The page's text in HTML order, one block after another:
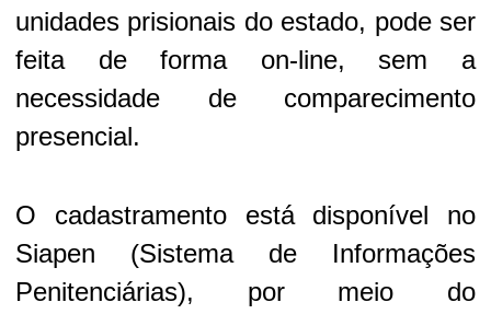
unidades prisionais do estado, pode ser
feita de forma on-line, sem a
necessidade de comparecimento
presencial.
O cadastramento está disponível no
Siapen (Sistema de Informações
Penitenciárias), por meio do